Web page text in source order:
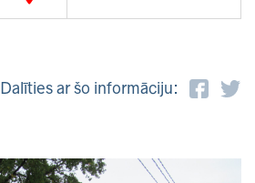
Dalīties ar šo informāciju: